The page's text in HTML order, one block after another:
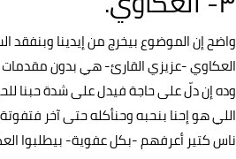
واضح إن الموضوع بيخرج من إيدينا وبنفقد
العكاوي -عزيزي القارئ- هي بدون مقدمات
وده إن دلّ على حاجة فيدل على شدة حبنا
اللي هو إحنا بنحبه وحنأكله حتى آخر
ناس كتير أعرفهم -بكل عفوية- بيطلبوا